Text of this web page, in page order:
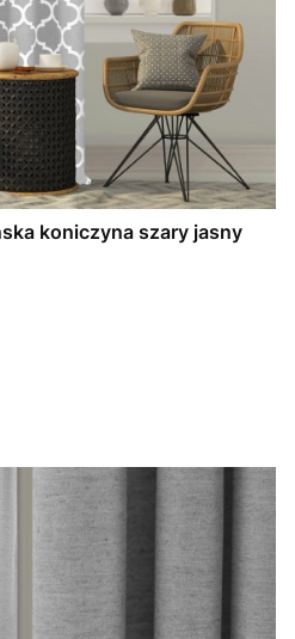
koniczyna szary jasny